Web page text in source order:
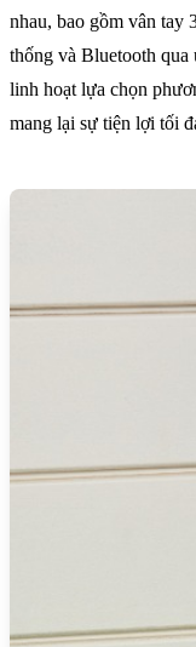
nhau, bao gồm vân tay
thống và Bluetooth
linh hoạt lựa chọn
mang lại sự tiện lợi tối